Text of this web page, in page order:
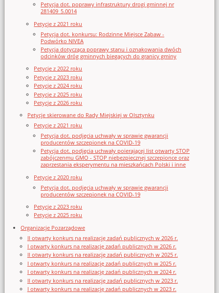
Petycja dot. poprawy infrastruktury drogi gminnej nr
281409_5.0014
Petycje z 2021 roku
Petycja dot. konkursu: Rodzinne Miejsce Zabaw -
Podwórko NIVEA
Petycja dotycząca poprawy stanu i oznakowania dwóch
odcinków dróg gminnych biegących do granicy gminy
Petycje z 2022 roku
Petycje z 2023 roku
Petycje z 2024 roku
Petycje z 2025 roku
Petycje z 2026 roku
Petycje skierowane do Rady Miejskiej w Olsztynku
Petycje z 2021 roku
Petycja dot. podjęcia uchwały w sprawie gwarancji
producentów szczepionek na COVID-19
Petycja dot. podjęcia uchwały poierającej list otwarty STOP
zabójczenmu GMO - STOP niebezpiecznej szczepionce oraz
zaprzestania eksperymentu na mieszkańcach Polski i inne
Petycje z 2020 roku
Petycja dot. podjęcia uchwały w sprawie gwarancji
producentów szczepionek na COVID-19
Petycje z 2023 roku
Petycje z 2025 roku
Organizacje Pozarządowe
II otwarty konkurs na realizację zadań publicznych w 2026 r.
I otwarty konkurs na realizację zadań publicznych w 2026 r.
II otwarty konkurs na realizację zadań publicznych w 2025 r.
I otwarty konkurs na realizację zadań publicznych w 2025 r.
I otwarty konkurs na realizację zadań publicznych w 2024 r.
II otwarty konkurs na realizację zadań publicznych w 2023 r.
I otwarty konkurs na realizację zadań publicznych w 2023 r.